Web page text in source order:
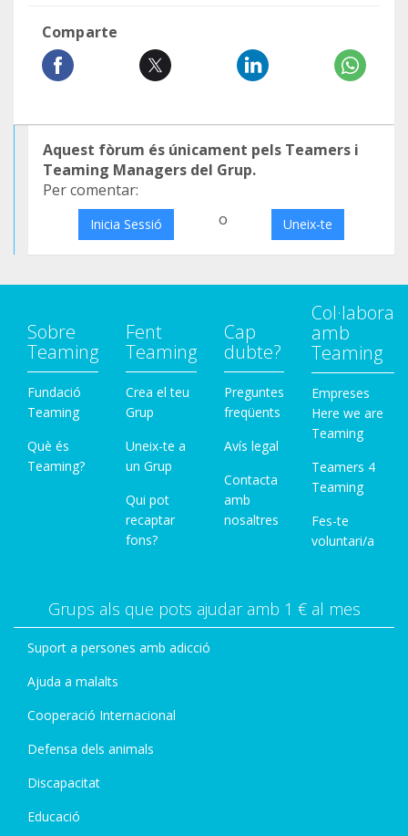
Comparte
Aquest fòrum és únicament pels Teamers i
Teaming Managers del Grup.
Per comentar:
Inicia Sessió o Uneix-te
Sobre
Teaming
Fundació
Teaming
Què és
Teaming?
Fent
Teaming
Crea el teu
Grup
Uneix-te a
un Grup
Qui pot
recaptar
fons?
Cap
dubte?
Preguntes
freqüents
Avís legal
Contacta
amb
nosaltres
Col·labora
amb
Teaming
Empreses
Here we are
Teaming
Teamers 4
Teaming
Fes-te
voluntari/a
Grups als que pots ajudar amb 1 € al mes
Suport a persones amb adicció
Ajuda a malalts
Cooperació Internacional
Defensa dels animals
Discapacitat
Educació